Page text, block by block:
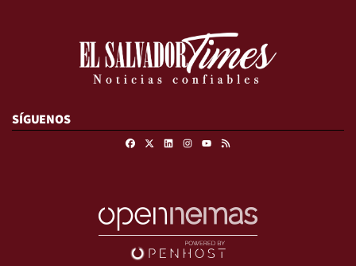
SÍGUENOS
FacebookLinkedinInstagram